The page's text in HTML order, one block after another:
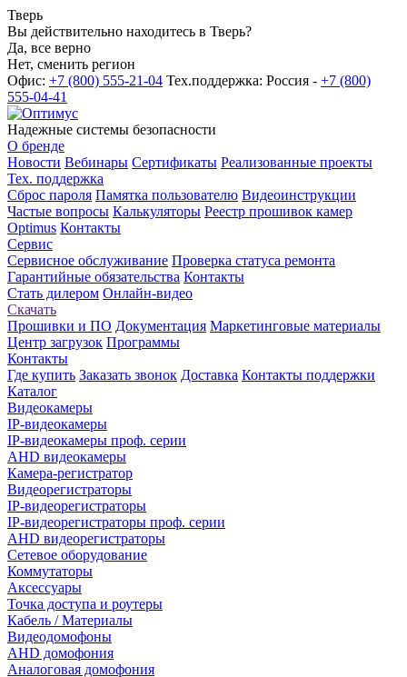
Тверь
Вы действительно находитесь в Тверь?
Да, все верно
Нет, сменить регион
Офис: +7 (800) 555-21-04 Тех.поддержка: Россия - +7 (800)
555-04-41
Надежные системы безопасности
О бренде
Новости Вебинары Сертификаты Реализованные проекты
Тех. поддержка
Сброс пароля Памятка пользователю Видеоинструкции
Частые вопросы Калькуляторы Реестр прошивок камер
Optimus Контакты
Сервис
Сервисное обслуживание Проверка статуса ремонта
Гарантийные обязательства Контакты
Стать дилером Онлайн-видео
Скачать
Прошивки и ПО Документация Маркетинговые материалы
Центр загрузок Программы
Контакты
Где купить Заказать звонок Доставка Контакты поддержки
Каталог
Видеокамеры
IP-видеокамеры
IP-видеокамеры проф. серии
AHD видеокамеры
Камера-регистратор
Видеорегистраторы
IP-видеорегистраторы
IP-видеорегистраторы проф. серии
AHD видеорегистраторы
Сетевое оборудование
Коммутаторы
Аксессуары
Точка доступа и роутеры
Кабель / Материалы
Видеодомофоны
AHD домофония
Аналоговая домофония